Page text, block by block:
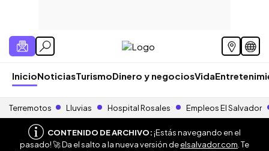
InicioNoticiasTurismoDinero y negociosVida
Terremotos Lluvias Hospital Rosales Empleos El Salvador
CONTENIDO DE ARCHIVO:¡Estás navegando en el
pasado! 🚀 Da el salto a la nueva versión deelsalvador.com . Te